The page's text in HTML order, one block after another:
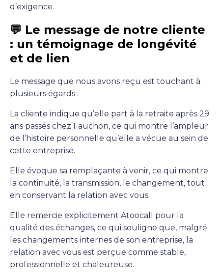
d’exigence.
💬 Le message de notre cliente
: un témoignage de longévité
et de lien
Le message que nous avons reçu est touchant à
plusieurs égards :
La cliente indique qu’elle part à la retraite après 29
ans passés chez Fauchon, ce qui montre l’ampleur
de l’histoire personnelle qu’elle a vécue au sein de
cette entreprise.
Elle évoque sa remplaçante à venir, ce qui montre
la continuité, la transmission, le changement, tout
en conservant la relation avec vous.
Elle remercie explicitement Atoocall pour la
qualité des échanges, ce qui souligne que, malgré
les changements internes de son entreprise, la
relation avec vous est perçue comme stable,
professionnelle et chaleureuse.